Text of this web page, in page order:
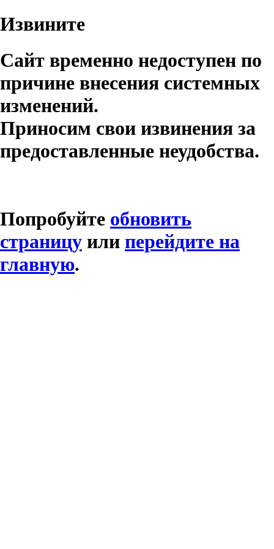
Извините
Сайт временно недоступен по
причине внесения системных
изменений.
Приносим свои извинения за
предоставленные неудобства.
Попробуйте обновить
страницу или перейдите на
главную.